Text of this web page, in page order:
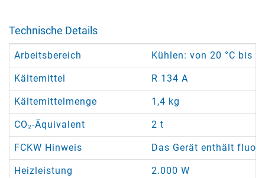
Technische Details
Arbeitsbereich Kühlen: von 20 °C bis +
Kältemittel R 134 A
Kältemittelmenge 1,4 kg
CO₂-Äquivalent 2 t
FCKW Hinweis Das Gerät enthält
Heizleistung 2.000 W